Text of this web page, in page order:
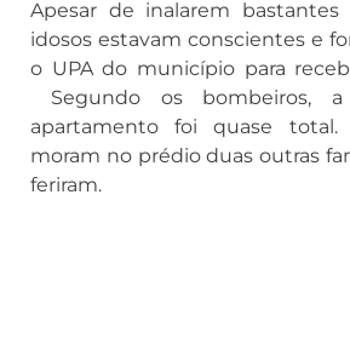
Apesar de inalarem bastantes
idosos estavam conscientes e
o UPA do município para
Segundo os bombeiros,
apartamento foi quase total.
moram no prédio duas outras
feriram.